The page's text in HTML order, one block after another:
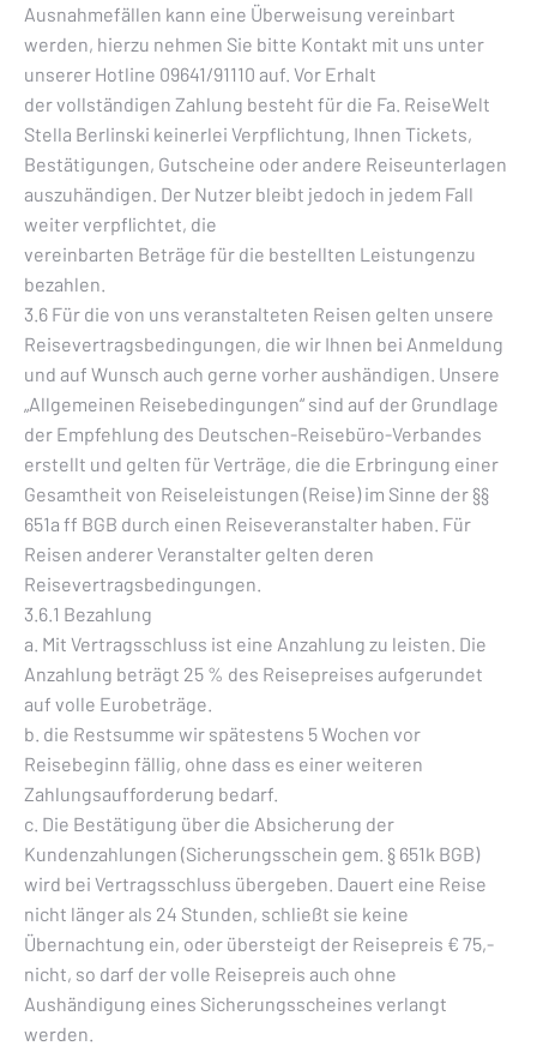
Ausnahmefällen kann eine Überweisung vereinbart
werden, hierzu nehmen Sie bitte Kontakt mit uns unter
unserer Hotline 09641/91110 auf. Vor Erhalt
der vollständigen Zahlung besteht für die Fa. ReiseWelt
Stella Berlinski keinerlei Verpflichtung, Ihnen Tickets,
Bestätigungen, Gutscheine oder andere Reiseunterlagen
auszuhändigen. Der Nutzer bleibt jedoch in jedem Fall
weiter verpflichtet, die
vereinbarten Beträge für die bestellten Leistungenzu
bezahlen.
3.6 Für die von uns veranstalteten Reisen gelten unsere
Reisevertragsbedingungen, die wir Ihnen bei Anmeldung
und auf Wunsch auch gerne vorher aushändigen. Unsere
„Allgemeinen Reisebedingungen“ sind auf der Grundlage
der Empfehlung des Deutschen-Reisebüro-Verbandes
erstellt und gelten für Verträge, die die Erbringung einer
Gesamtheit von Reiseleistungen (Reise) im Sinne der §§
651a ff BGB durch einen Reiseveranstalter haben. Für
Reisen anderer Veranstalter gelten deren
Reisevertragsbedingungen.
3.6.1 Bezahlung
a. Mit Vertragsschluss ist eine Anzahlung zu leisten. Die
Anzahlung beträgt 25 % des Reisepreises aufgerundet
auf volle Eurobeträge.
b. die Restsumme wir spätestens 5 Wochen vor
Reisebeginn fällig, ohne dass es einer weiteren
Zahlungsaufforderung bedarf.
c. Die Bestätigung über die Absicherung der
Kundenzahlungen (Sicherungsschein gem. § 651k BGB)
wird bei Vertragsschluss übergeben. Dauert eine Reise
nicht länger als 24 Stunden, schließt sie keine
Übernachtung ein, oder übersteigt der Reisepreis € 75,-
nicht, so darf der volle Reisepreis auch ohne
Aushändigung eines Sicherungsscheines verlangt
werden.